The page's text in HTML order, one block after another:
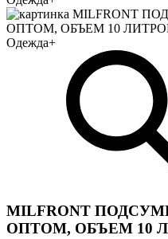
MILFRONT
ОПТОМ, ОБЪЕМ 10